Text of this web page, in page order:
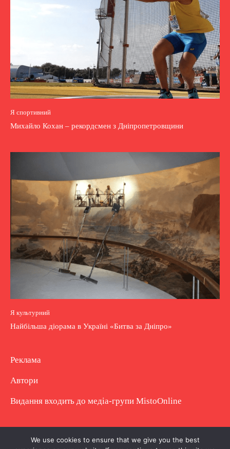
Я спортивний
Михайло Кохан – рекордсмен з Дніпропетровщини
Я культурний
Найбільша діорама в Україні «Битва за Дніпро»
Реклама
Автори
Видання входить до медіа-групи MistoOnline
Copyright © Повне використання матеріалу
We use cookies to ensure that we give you the best